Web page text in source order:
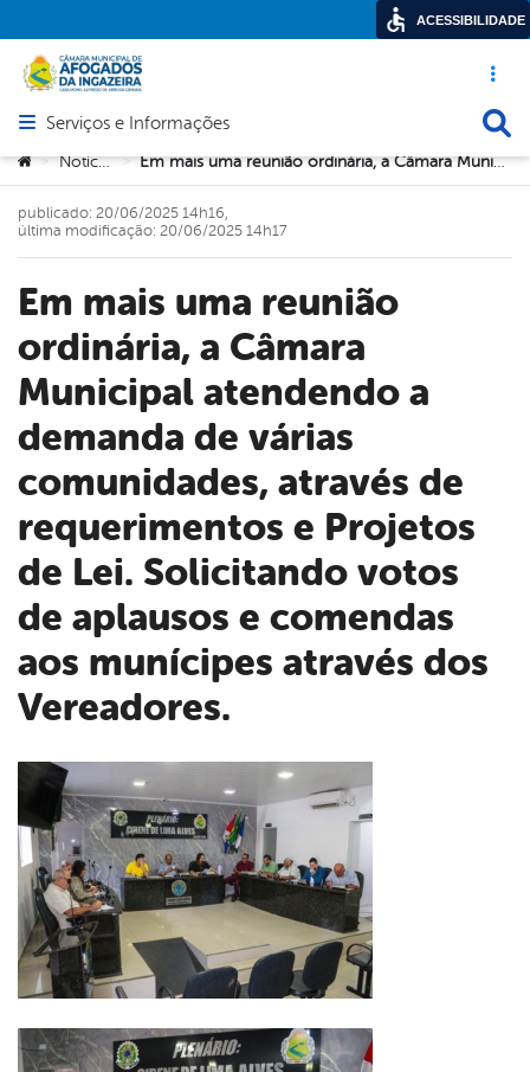
Acesso
Abrir menu principal de navegação
Serviços e Informações
Você está aqui:
> Notícias > Em mais uma reunião ordinária, a Câmara Municipal atendendo a demanda de várias comunidades, através de requerimentos e Projetos de Lei. Solicitando votos de aplausos e comendas aos munícipes através dos Vereadores.
Em mais uma reunião
ordinária, a Câmara
Municipal atendendo a
demanda de várias
comunidades, através de
requerimentos e Projetos
de Lei. Solicitando votos
de aplausos e comendas
aos munícipes através dos
Vereadores.
publicado: 20/06/2025 14h16,
última modificação: 20/06/2025 14h17
ACESSIBILIDADE